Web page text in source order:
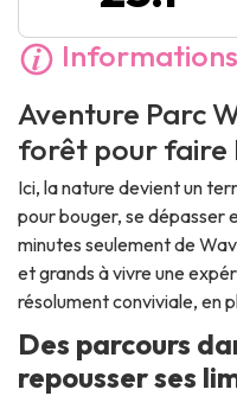
Informations
Aventure Parc
forêt pour faire
Ici, la nature devient un
pour bouger, se dépasser
minutes seulement de
et grands à vivre une
résolument conviviale, en
Des parcours
repousser ses